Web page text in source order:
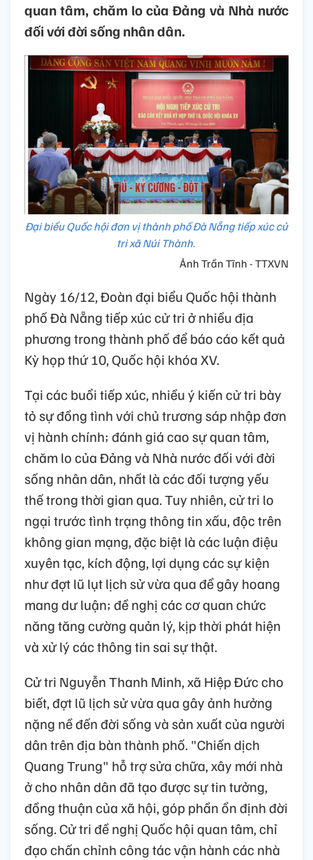
quan tâm, chăm lo của Đảng và Nhà nước
đối với đời sống nhân dân.
Đại biểu Quốc hội đơn vị thành phố Đà Nẵng tiếp xúc cử
tri xã Núi Thành.
Ảnh Trần Tĩnh - TTXVN
Ngày 16/12, Đoàn đại biểu Quốc hội thành
phố Đà Nẵng tiếp xúc cử tri ở nhiều địa
phương trong thành phố để báo cáo kết quả
Kỳ họp thứ 10, Quốc hội khóa XV.
Tại các buổi tiếp xúc, nhiều ý kiến cử tri bày
tỏ sự đồng tình với chủ trương sáp nhập đơn
vị hành chính; đánh giá cao sự quan tâm,
chăm lo của Đảng và Nhà nước đối với đời
sống nhân dân, nhất là các đối tượng yếu
thế trong thời gian qua. Tuy nhiên, cử tri lo
ngại trước tình trạng thông tin xấu, độc trên
không gian mạng, đặc biệt là các luận điệu
xuyên tạc, kích động, lợi dụng các sự kiện
như đợt lũ lụt lịch sử vừa qua để gây hoang
mang dư luận; đề nghị các cơ quan chức
năng tăng cường quản lý, kịp thời phát hiện
và xử lý các thông tin sai sự thật.
Cử tri Nguyễn Thanh Minh, xã Hiệp Đức cho
biết, đợt lũ lịch sử vừa qua gây ảnh hưởng
nặng nề đến đời sống và sản xuất của người
dân trên địa bàn thành phố. "Chiến dịch
Quang Trung" hỗ trợ sửa chữa, xây mới nhà
ở cho nhân dân đã tạo được sự tin tưởng,
đồng thuận của xã hội, góp phần ổn định đời
sống. Cử tri đề nghị Quốc hội quan tâm, chỉ
đạo chấn chỉnh công tác vận hành các nhà